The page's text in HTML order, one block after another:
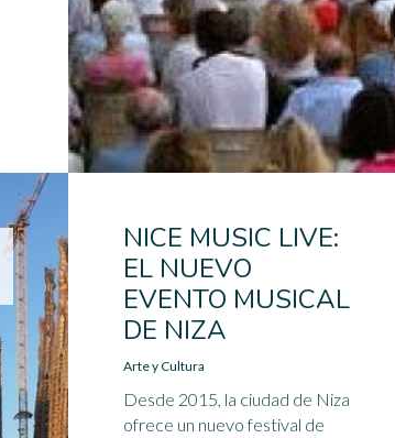
NICE MUSIC LIVE:
EL NUEVO
EVENTO MUSICAL
DE NIZA
Arte y Cultura
Desde 2015, la ciudad de Niza
ofrece un nuevo festival de